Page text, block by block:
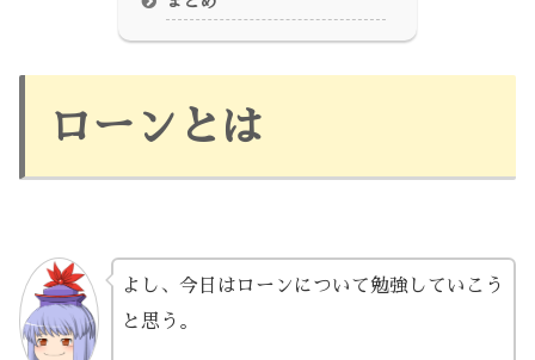
ローンとは
よし、今日はローンについて勉強していこう
と思う。